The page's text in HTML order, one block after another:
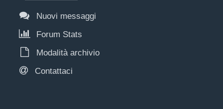
Nuovi messaggi
Forum Stats
Modalità archivio
Contattaci